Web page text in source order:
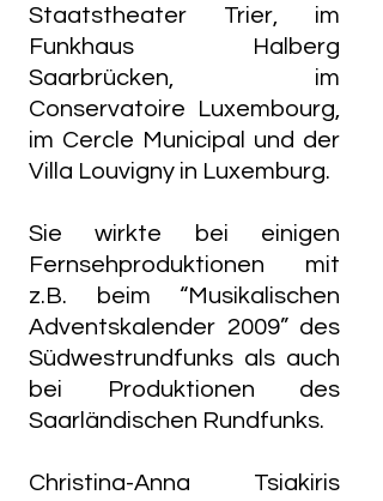
Staatstheater Trier, im
Funkhaus Halberg
Saarbrücken, im
Conservatoire Luxembourg,
im Cercle Municipal und der
Villa Louvigny in Luxemburg.
Sie wirkte bei einigen
Fernsehproduktionen mit
z.B. beim “Musikalischen
Adventskalender 2009” des
Südwestrundfunks als auch
bei Produktionen des
Saarländischen Rundfunks.
Christina-Anna Tsiakiris